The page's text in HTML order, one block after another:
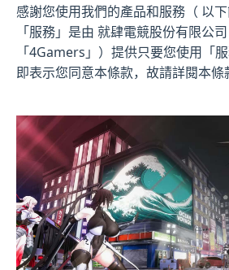
感謝您使用我們的產品和服務（ 以下
「服務」是由 就肆電競股份有限公
「4Gamers」）提供只要您使用「服
即表示您同意本條款，故請詳閱本條